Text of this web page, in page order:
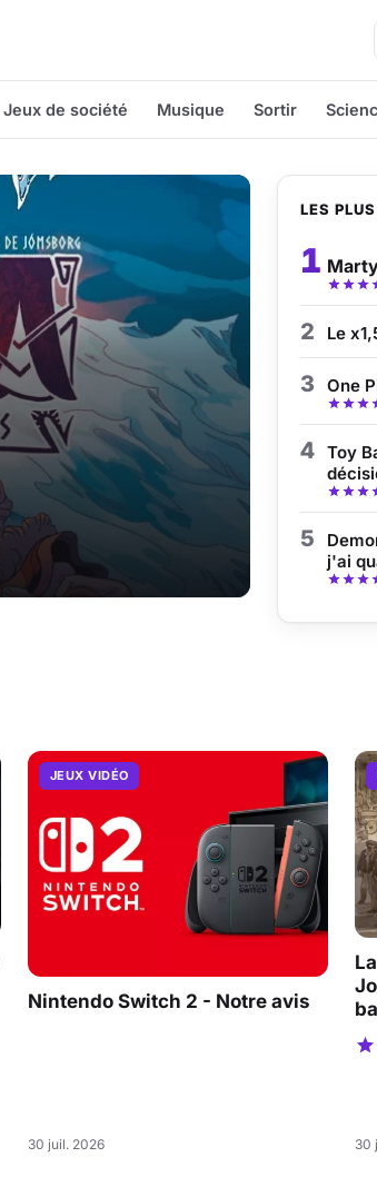
Jeux de société Musique Sortir
LES
1
2 Le
3 One
4 Toy
5
j'ai
JEUX VIDÉO
Nintendo Switch 2 - Notre avis
30 juil. 2026 30